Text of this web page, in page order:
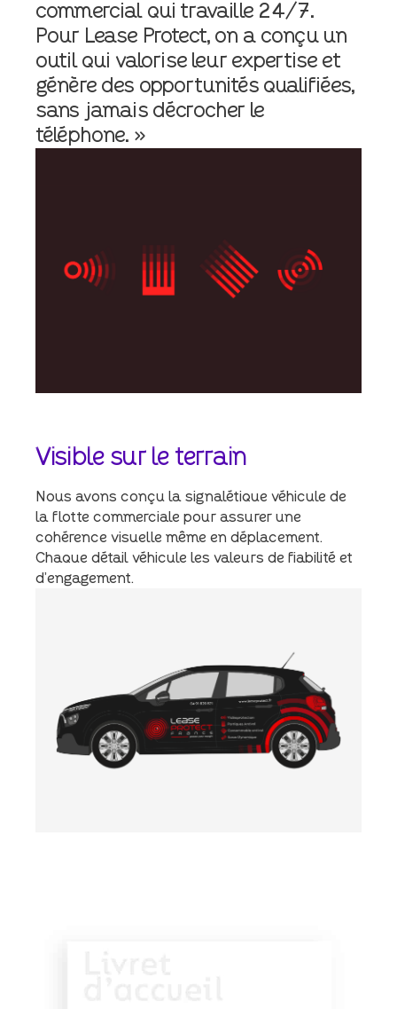
commercial qui travaille 24/7.
Pour Lease Protect, on a conçu un
outil qui valorise leur expertise et
génère des opportunités qualifiées,
sans jamais décrocher le
téléphone. »
Visible sur le terrain
Nous avons conçu la signalétique véhicule de
la flotte commerciale pour assurer une
cohérence visuelle même en déplacement.
Chaque détail véhicule les valeurs de fiabilité et
d’engagement.